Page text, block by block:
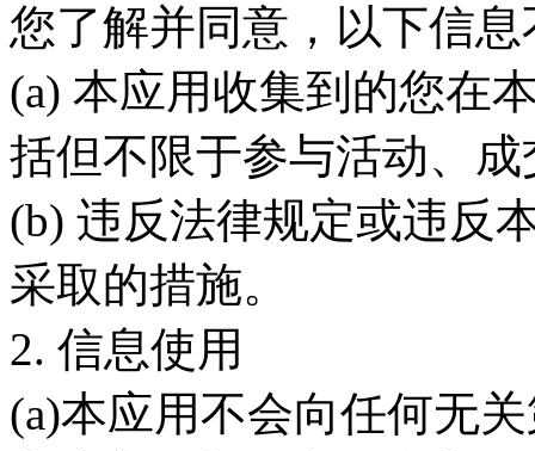
您了解并同意，以下信
(a) 本应用收集到的您在
括但不限于参与活动、
(b) 违反法律规定或违反
采取的措施。
2. 信息使用
(a)本应用不会向任何无